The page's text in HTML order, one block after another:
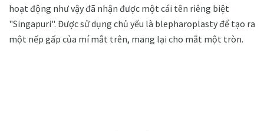
hoạt động như vậy đã nhận được một cái tên riêng biệt
"Singapuri". Được sử dụng chủ yếu là blepharoplasty để tạo ra
một nếp gấp của mí mắt trên, mang lại cho mắt một tròn.